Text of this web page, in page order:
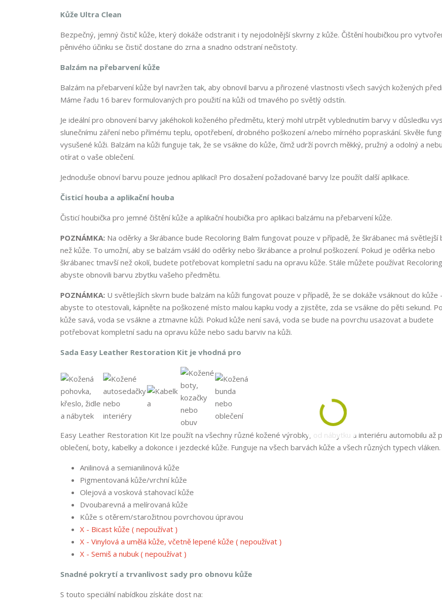
Kůže Ultra Clean
Bezpečný, jemný čistič kůže, který dokáže odstranit i ty nejodolnější skvrny z kůže. Čištění houbičkou pro
pěnivého účinku se čistič dostane do zrna a snadno odstraní nečistoty.
Balzám na přebarvení kůže
Balzám na přebarvení kůže byl navržen tak, aby obnovil barvu a přirozené vlastnosti všech savých kožených
Máme řadu 16 barev formulovaných pro použití na kůži od tmavého po světlý odstín.
Je ideální pro obnovení barvy jakéhokoli koženého předmětu, který mohl utrpět vyblednutím barvy v důsledku
slunečnímu záření nebo přímému teplu, opotřebení, drobného poškození a/nebo mírného popraskání. Skvěle
vysušené kůži. Balzám na kůži funguje tak, že se vsákne do kůže, čímž udrží povrch měkký, pružný a odolný a
otírat o vaše oblečení.
Jednoduše obnoví barvu pouze jednou aplikací! Pro dosažení požadované barvy lze použít další aplikace.
Čisticí houba a aplikační houba
Čisticí houbička pro jemné čištění kůže a aplikační houbička pro aplikaci balzámu na přebarvení kůže.
POZNÁMKA: Na oděrky a škrábance bude Recoloring Balm fungovat pouze v případě, že škrábanec má světlejší
než kůže. To umožní, aby se balzám vsákl do oděrky nebo škrábance a prolnul poškození. Pokud je oděrka nebo
škrábanec tmavší než okolí, budete potřebovat kompletní sadu na opravu kůže. Stále můžete používat
abyste obnovili barvu zbytku vašeho předmětu.
POZNÁMKA: U světlejších skvrn bude balzám na kůži fungovat pouze v případě, že se dokáže vsáknout do kůže
abyste to otestovali, kápněte na poškozené místo malou kapku vody a zjistěte, zda se vsákne do pěti sekund.
kůže savá, voda se vsákne a ztmavne kůži. Pokud kůže není savá, voda se bude na povrchu usazovat a budete
potřebovat kompletní sadu na opravu kůže nebo sadu barviv na kůži.
Sada Easy Leather Restoration Kit je vhodná pro
Easy Leather Restoration Kit lze použít na všechny různé kožené výrobky, od nábytku a interiéru automobilu až
oblečení, boty, kabelky a dokonce i jezdecké kůže. Funguje na všech barvách kůže a všech různých typech vláken.
Anilinová a semianilinová kůže
Pigmentovaná kůže/vrchní kůže
Olejová a vosková stahovací kůže
Dvoubarevná a melírovaná kůže
Kůže s otěrem/starožitnou povrchovou úpravou
X - Bicast kůže ( nepoužívat )
X - Vinylová a umělá kůže, včetně lepené kůže ( nepoužívat )
X - Semiš a nubuk ( nepoužívat )
Snadné pokrytí a trvanlivost sady pro obnovu kůže
S touto speciální nabídkou získáte dost na: